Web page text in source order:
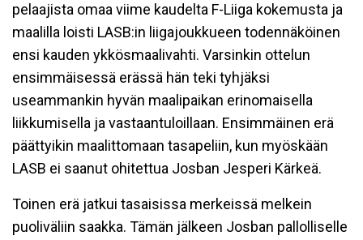
pelaajista omaa viime kaudelta F-Liiga kokemusta ja
maalilla loisti LASB:in liigajoukkueen todennäköinen
ensi kauden ykkösmaalivahti. Varsinkin ottelun
ensimmäisessä erässä hän teki tyhjäksi
useammankin hyvän maalipaikan erinomaisella
liikkumisella ja vastaantuloillaan. Ensimmäinen erä
päättyikin maalittomaan tasapeliin, kun myöskään
LASB ei saanut ohitettua Josban Jesperi Kärkeä.
Toinen erä jatkui tasaisissa merkeissä melkein
puoliväliin saakka. Tämän jälkeen Josban pallolliselle